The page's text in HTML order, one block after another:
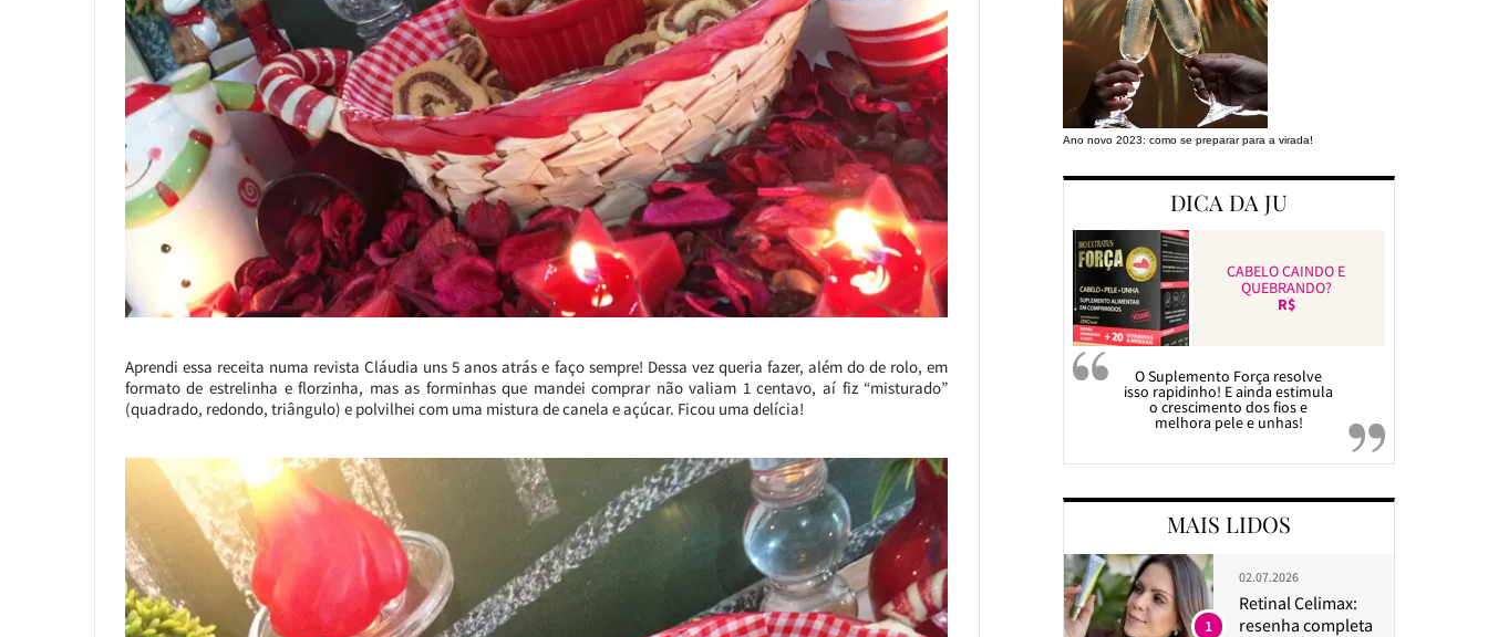
Aprendi essa receita numa revista Cláudia uns 5 anos atrás e faço sempre! Dessa vez queria fazer, além do de rolo, em
formato de estrelinha e florzinha, mas as forminhas que mandei comprar não valiam 1 centavo, aí fiz “misturado”
(quadrado, redondo, triângulo) e polvilhei com uma mistura de canela e açúcar. Ficou uma delícia!
Ano novo 2023: como se preparar para a virada!
DICA DA JU
CABELO CAINDO E
QUEBRANDO?
R$
O Suplemento Força resolve
isso rapidinho! E ainda estimula
o crescimento dos fios e
melhora pele e unhas!
MAIS LIDOS
02.07.2026
Retinal Celimax:
resenha completa
1